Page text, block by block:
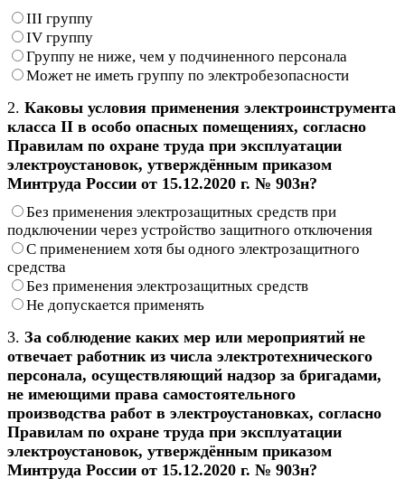
III группу
IV группу
Группу не ниже, чем у подчиненного персонала
Может не иметь группу по электробезопасности
2. Каковы условия применения электроинструмента
класса II в особо опасных помещениях, согласно
Правилам по охране труда при эксплуатации
электроустановок, утверждённым приказом
Минтруда России от 15.12.2020 г. № 903н?
Без применения электрозащитных средств при
подключении через устройство защитного отключения
С применением хотя бы одного электрозащитного
средства
Без применения электрозащитных средств
Не допускается применять
3. За соблюдение каких мер или мероприятий не
отвечает работник из числа электротехнического
персонала, осуществляющий надзор за бригадами,
не имеющими права самостоятельного
производства работ в электроустановках, согласно
Правилам по охране труда при эксплуатации
электроустановок, утверждённым приказом
Минтруда России от 15.12.2020 г. № 903н?